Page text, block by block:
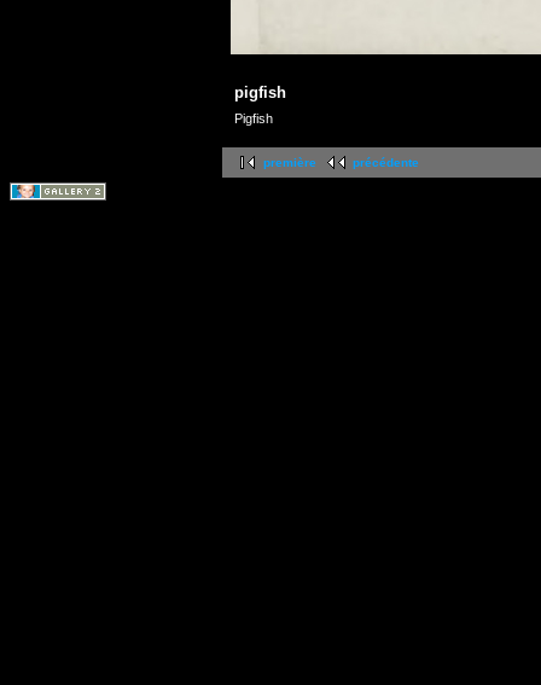
pigfish
Pigfish
première précédente